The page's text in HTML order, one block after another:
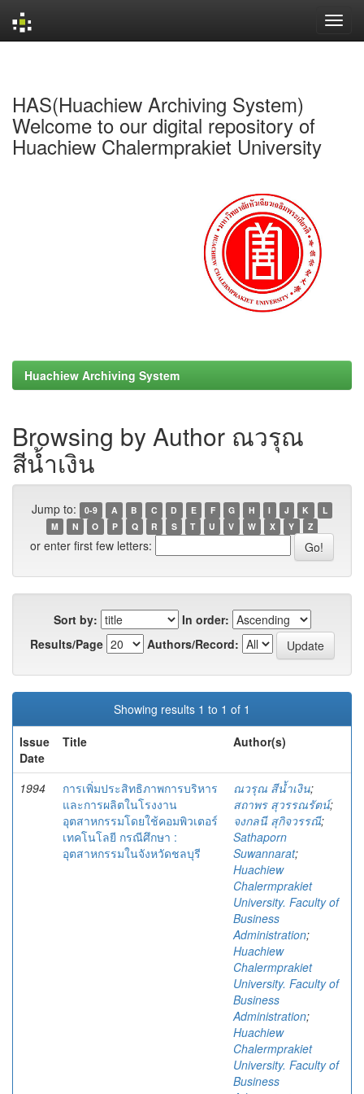
HAS(Huachiew Archiving System)
Welcome to our digital repository of
Huachiew Chalermprakiet University
Huachiew Archiving System
Browsing by Author ณวรุณ
สีน้ำเงิน
Jump to: 0-9 A B C D E F G H I J K
L
M
N O P Q R S T U V W X Y Z
or enter first few letters:
Sort by:
In order:
Results/Page
Authors/Record:
Showing results 1 to 1 of 1
Issue
Date
Title Author(s)
1994
การเพิ่มประสิทธิภาพการบริหาร
และการผลิตในโรงงาน
อุตสาหกรรมโดยใช้คอมพิวเตอร์
เทคโนโลยี กรณีศึกษา :
อุตสาหกรรมในจังหวัดชลบุรี
ณวรุณ สีน้ำเงิน;
สถาพร สุวรรณรัตน์;
จงกลนี สุกิจวรรณี;
Sathaporn
Suwannarat;
Huachiew
Chalermprakiet
University. Faculty of
Business
Administration;
Huachiew
Chalermprakiet
University. Faculty of
Business
Administration;
Huachiew
Chalermprakiet
University. Faculty of
Business